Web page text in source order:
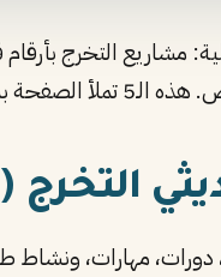
الوظيفية.
دورات، مهارات،